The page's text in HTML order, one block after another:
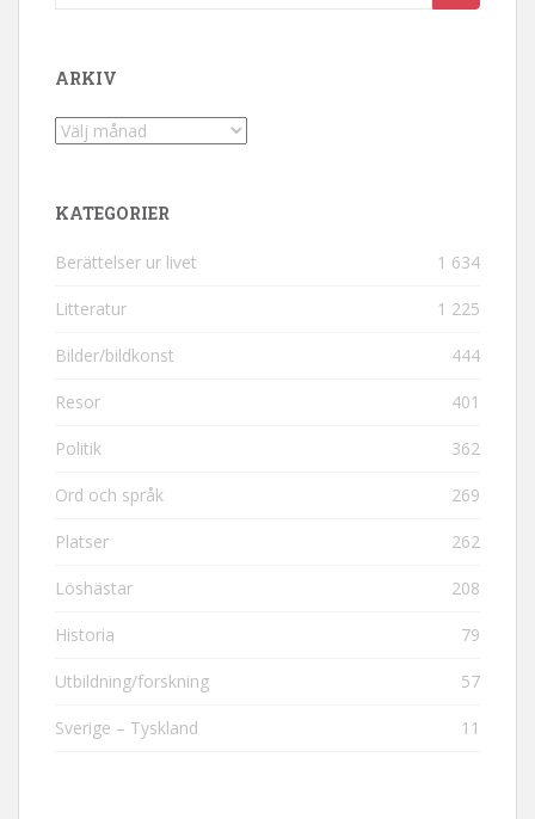
ARKIV
Arkiv
KATEGORIER
Berättelser ur livet 1 634
Litteratur 1 225
Bilder/bildkonst 444
Resor 401
Politik 362
Ord och språk 269
Platser 262
Löshästar 208
Historia 79
Utbildning/forskning 57
Sverige – Tyskland 11